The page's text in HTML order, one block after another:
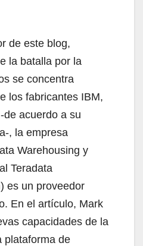
de este blog,
la batalla por la
se concentra
los fabricantes IBM,
de acuerdo a su
, la empresa
Warehousing y
Teradata
es un proveedor
En el artículo, Mark
capacidades de la
plataforma de